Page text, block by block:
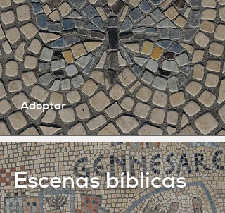
Adoptar
Escenas bíblicas